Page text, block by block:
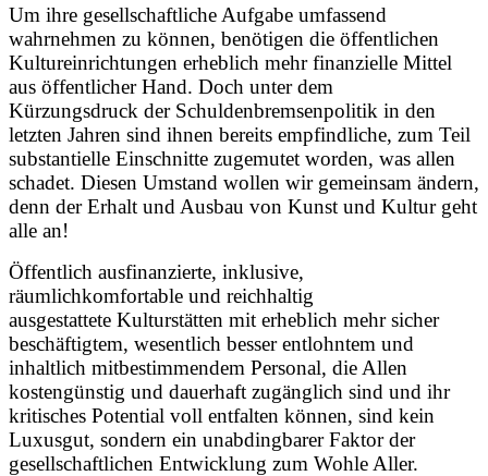
Um ihre gesellschaftliche Aufgabe umfassend
wahrnehmen zu können, benötigen die öffentlichen
Kultureinrichtungen erheblich mehr finanzielle Mittel
aus öffentlicher Hand. Doch unter dem
Kürzungsdruck der Schuldenbremsenpolitik in den
letzten Jahren sind ihnen bereits empfindliche, zum Teil
substantielle Einschnitte zugemutet worden, was allen
schadet. Diesen Umstand wollen wir gemeinsam ändern,
denn der Erhalt und Ausbau von Kunst und Kultur geht
alle an!
Öffentlich ausfinanzierte, inklusive,
räumlichkomfortable und reichhaltig
ausgestattete Kulturstätten mit erheblich mehr sicher
beschäftigtem, wesentlich besser entlohntem und
inhaltlich mitbestimmendem Personal, die Allen
kostengünstig und dauerhaft zugänglich sind und ihr
kritisches Potential voll entfalten können, sind kein
Luxusgut, sondern ein unabdingbarer Faktor der
gesellschaftlichen Entwicklung zum Wohle Aller.